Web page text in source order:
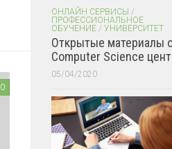
0
ОНЛАЙН СЕРВИСЫ /
ПРОФЕССИОНАЛЬНОЕ
ОБУЧЕНИЕ / УНИВЕРСИТЕТ
Открытые материалы
Computer Science
05/04/2020